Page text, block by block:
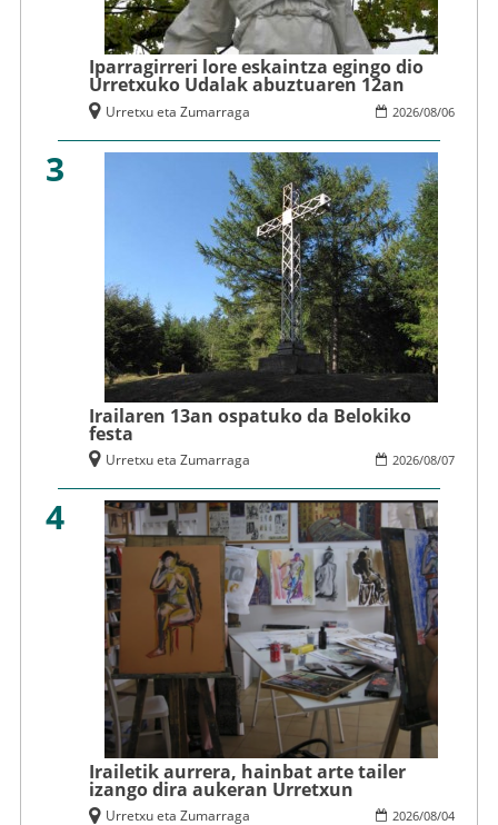
Iparragirreri lore eskaintza egingo dio
Urretxuko Udalak abuztuaren 12an
2026/08/06
Urretxu eta Zumarraga
3
Irailaren 13an ospatuko da Belokiko
festa
2026/08/07
Urretxu eta Zumarraga
4
Irailetik aurrera, hainbat arte tailer
izango dira aukeran Urretxun
2026/08/04
Urretxu eta Zumarraga